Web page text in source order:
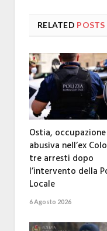
RELATED POSTS
Ostia, occupazione
abusiva nell’ex
tre arresti dopo
l’intervento della
Locale
6 Agosto 2026